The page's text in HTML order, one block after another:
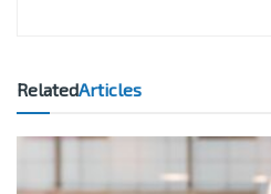
RelatedArticles